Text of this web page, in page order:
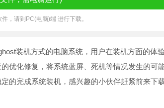
，请到PC(电脑)端 进行下载。
装机方式的电脑系统，用户在装机方面的体
优化修复，将系统蓝屏、死机等情况发生的可
的完成系统装机，感兴趣的小伙伴赶紧前来下载